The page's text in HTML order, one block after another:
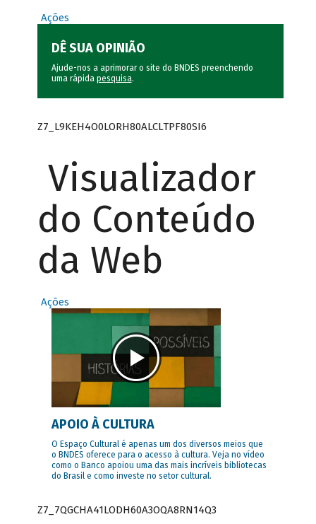
Ações
DÊ SUA OPINIÃO
Ajude-nos a aprimorar o site do BNDES preenchendo
uma rápida pesquisa.
Z7_L9KEH4O0LORH80ALCLTPF80SI6
Visualizador
do Conteúdo
da Web
Ações
APOIO À CULTURA
O Espaço Cultural é apenas um dos diversos meios que
o BNDES oferece para o acesso à cultura. Veja no vídeo
como o Banco apoiou uma das mais incríveis bibliotecas
do Brasil e como investe no setor cultural.
Z7_7QGCHA41LODH60A3OQA8RN14Q3